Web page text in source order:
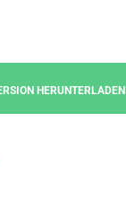
HERUNTERLADEN